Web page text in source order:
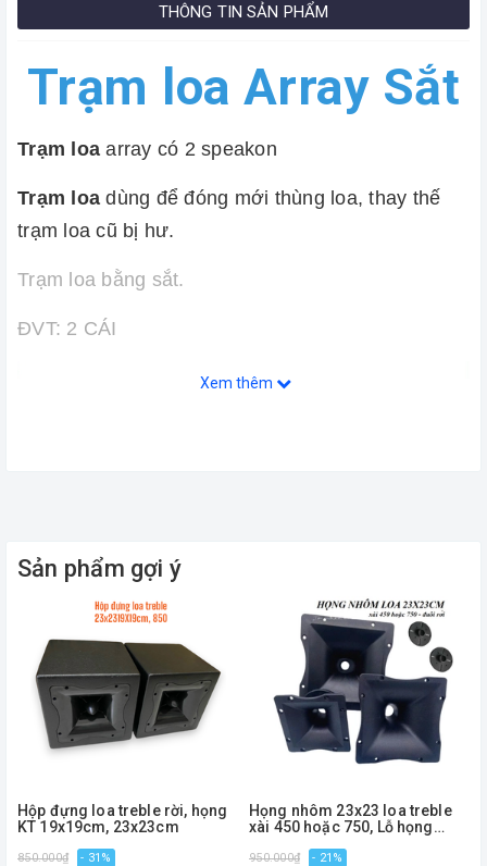
THÔNG TIN SẢN PHẨM
Trạm loa Array Sắt
Trạm loa array có 2 speakon
Trạm loa dùng để đóng mới thùng loa, thay thế
trạm loa cũ bị hư.
Trạm loa bằng sắt.
ĐVT: 2 CÁI
Xem thêm
Sản phẩm gợi ý
Hộp đựng loa treble rời, họng
KT 19x19cm, 23x23cm
850.000₫ - 31%
Họng nhôm 23x23 loa treble
xài 450 hoặc 750, Lỗ họng
950.000₫ - 21%